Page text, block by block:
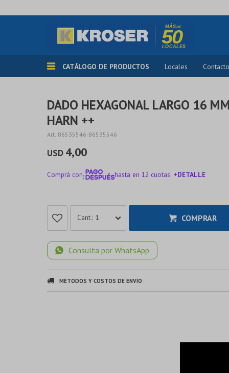
CATÁLOGO DE PRODUCTOS Locales Contacto
DADO HEXAGONAL LARGO 16
HARN ++
86535546-86535546
USD 4,00
Comprá con hasta en 12 cuotas +DETALLE
1 COMPRAR
Consulta por WhatsApp
MÉTODOS Y COSTOS DE ENVÍO